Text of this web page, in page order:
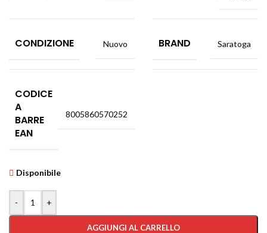
CONDIZIONE Nuovo BRAND Saratoga
CODICE
A
BARRE
EAN
8005860570252
Disponibile
- +
AGGIUNGI AL CARRELLO